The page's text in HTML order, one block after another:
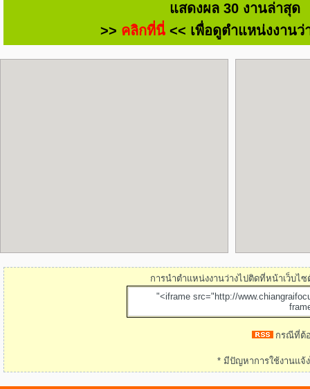
แสดงผล 30 งานล่าสุด
>> คลิกที่นี่<< เพื่อดูตำแหน่งงานว่
การนำตำแหน่งงานว่างไปติดที่หน้าเว็บไ
"<iframe src="http://
กรณีที่ต้
* มีปัญหาการใช้งานแจ้